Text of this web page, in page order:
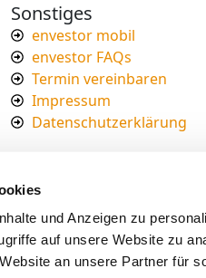
und Anzeigen zu
auf unsere Website zu
an unsere Partner für
Sonstiges
envestor mobil
envestor FAQs
Termin vereinbaren
Impressum
Datenschutzerklärung